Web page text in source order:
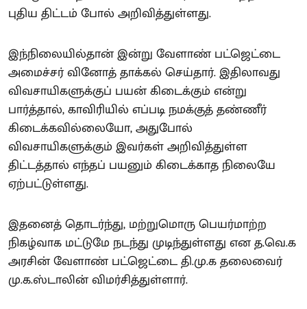
புதிய திட்டம் போல் அறிவித்துள்ளது.
இந்நிலையில்தான் இன்று வேளாண் பட்ஜெட்டை
அமைச்சர் வினோத் தாக்கல் செய்தார். இதிலாவது
விவசாயிகளுக்குப் பயன் கிடைக்கும் என்று
பார்த்தால், காவிரியில் எப்படி நமக்குத் தண்ணீர்
கிடைக்கவில்லையோ, அதுபோல்
விவசாயிகளுக்கும் இவர்கள் அறிவித்துள்ள
திட்டத்தால் எந்தப் பயனும் கிடைக்காத நிலையே
ஏற்பட்டுள்ளது.
இதனைத் தொடர்ந்து, மற்றுமொரு பெயர்மாற்ற
நிகழ்வாக மட்டுமே நடந்து முடிந்துள்ளது என த.வெ.க
அரசின் வேளாண் பட்ஜெட்டை தி.மு.க தலைவைர்
மு.க.ஸ்டாலின் விமர்சித்துள்ளார்.